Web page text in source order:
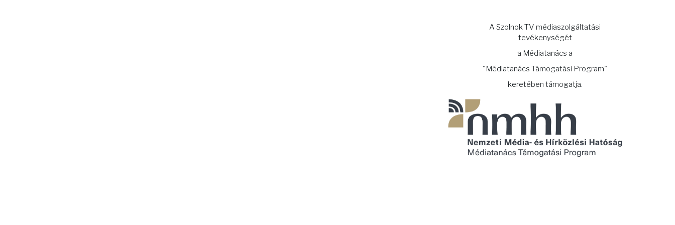
A Szolnok TV médiaszolgáltatási
tevékenységét
a Médiatanács a
"Médiatanács Támogatási Program"
keretében támogatja.